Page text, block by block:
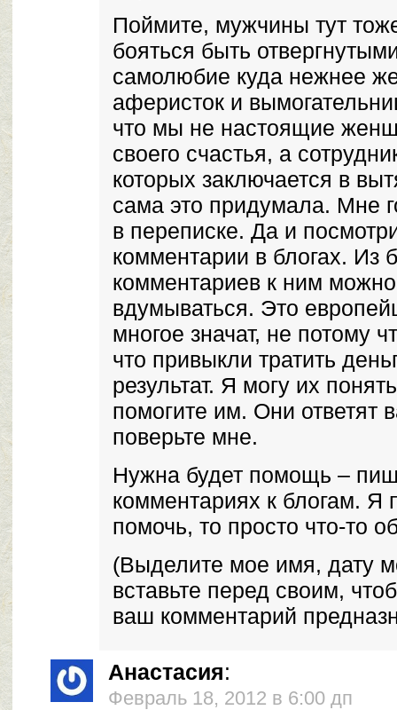
Поймите, мужчины тут
бояться быть
самолюбие куда нежнее
аферисток и
что мы не настоящие
своего счастья, а
которых заключается в
сама это придумала. Мне
в переписке. Да и
комментарии в блогах. Из
комментариев к ним
вдумываться. Это
многое значат, не потому
что привыкли тратить
результат. Я могу их
помогите им. Они ответят
поверьте мне.
Нужна будет помощь –
комментариях к блогам. Я
помочь, то просто что-то
(Выделите мое имя, дату
вставьте перед своим,
ваш комментарий
Анастасия:
Февраль 18, 2012 в 6:00 дп